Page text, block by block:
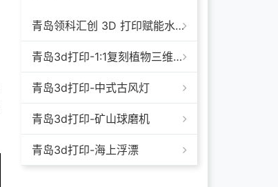
青岛领科汇创 3D 打印赋能水下清洁机器人：突破传统制造，深耕海洋智能装备新场景
青岛3d打印-1:1复刻植物三维模型
青岛3d打印-中式古风灯
青岛3d打印-矿山球磨机
青岛3d打印-海上浮漂